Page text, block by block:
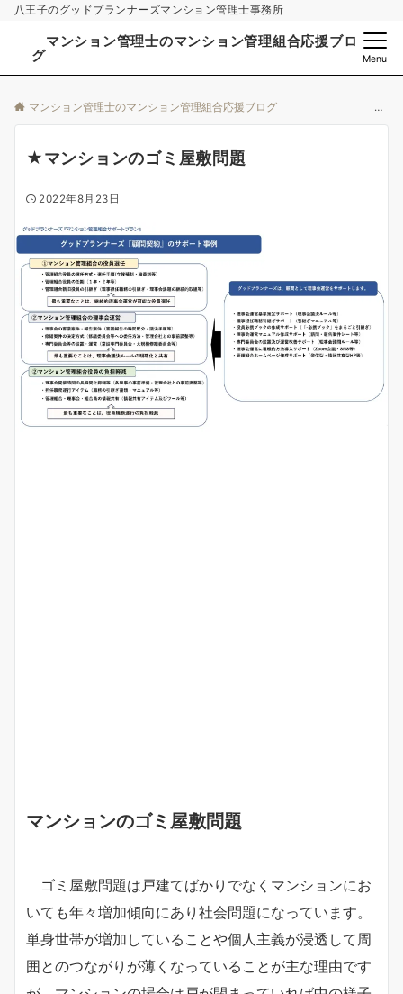
八王子のグッドプランナーズマンション管理士事務所
マンション管理士のマンション管理組合応援ブロ
グMenu
マンション管理士のマンション管理組合応援ブログ
★マンションのゴミ屋敷問題
2022年8月23日
マンションのゴミ屋敷問題
ゴミ屋敷問題は戸建てばかりでなくマンションにお
いても年々増加傾向にあり社会問題になっています。
単身世帯が増加していることや個人主義が浸透して周
囲とのつながりが薄くなっていることが主な理由です